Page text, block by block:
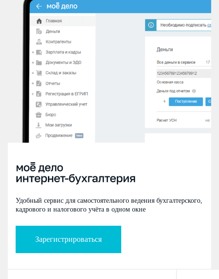
Удобный сервис для самостоятельного ведения бухгалтерского,
кадрового и налогового учёта в одном окне
Зарегистрироваться